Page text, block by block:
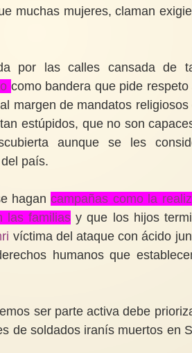
muchas mujeres, claman
por las calles cansada de
como bandera que pide respeto
margen de mandatos religiosos
estúpidos, que no son
aunque se les
país.
hagancampañas como la
las familias y que los hijos
víctima del ataque con ácido
humanos que
ser parte activa debe
de soldados iranís muertos en